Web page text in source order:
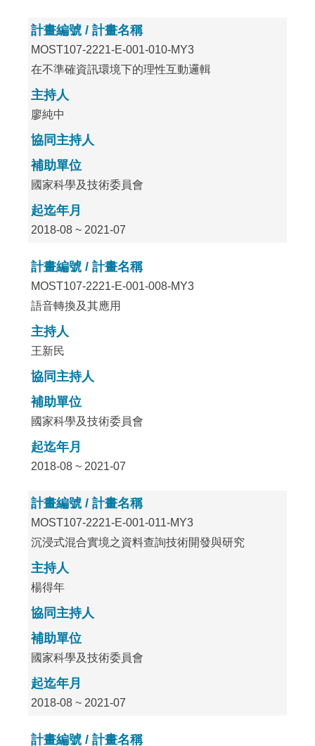
計畫編號 / 計畫名稱
MOST107-2221-E-001-010-MY3
在不準確資訊環境下的理性互動邏輯
主持人
廖純中
協同主持人
補助單位
國家科學及技術委員會
起迄年月
2018-08 ~ 2021-07
計畫編號 / 計畫名稱
MOST107-2221-E-001-008-MY3
語音轉換及其應用
主持人
王新民
協同主持人
補助單位
國家科學及技術委員會
起迄年月
2018-08 ~ 2021-07
計畫編號 / 計畫名稱
MOST107-2221-E-001-011-MY3
沉浸式混合實境之資料查詢技術開發與研究
主持人
楊得年
協同主持人
補助單位
國家科學及技術委員會
起迄年月
2018-08 ~ 2021-07
計畫編號 / 計畫名稱